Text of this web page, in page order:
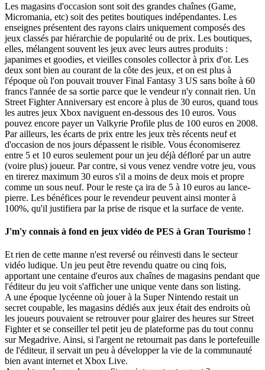
Les magasins d'occasion sont soit des grandes chaînes (Game,
Micromania, etc) soit des petites boutiques indépendantes. Les
enseignes présentent des rayons clairs uniquement composés des
jeux classés par hiérarchie de popularité ou de prix. Les boutiques,
elles, mélangent souvent les jeux avec leurs autres produits :
japanimes et goodies, et vieilles consoles collector à prix d'or. Les
deux sont bien au courant de la côte des jeux, et on est plus à
l'époque où l'on pouvait trouver Final Fantasy 3 US sans boîte à 60
francs l'année de sa sortie parce que le vendeur n'y connait rien. Un
Street Fighter Anniversary est encore à plus de 30 euros, quand tous
les autres jeux Xbox naviguent en-dessous des 10 euros. Vous
pouvez encore payer un Valkyrie Profile plus de 100 euros en 2008.
Par ailleurs, les écarts de prix entre les jeux très récents neuf et
d'occasion de nos jours dépassent le risible. Vous économiserez
entre 5 et 10 euros seulement pour un jeu déjà défloré par un autre
(voire plus) joueur. Par contre, si vous venez vendre votre jeu, vous
en tirerez maximum 30 euros s'il a moins de deux mois et propre
comme un sous neuf. Pour le reste ça ira de 5 à 10 euros au lance-
pierre. Les bénéfices pour le revendeur peuvent ainsi monter à
100%, qu'il justifiera par la prise de risque et la surface de vente.
J'm'y connais à fond en jeux vidéo de PES à Gran Tourismo !
Et rien de cette manne n'est reversé ou réinvesti dans le secteur
vidéo ludique. Un jeu peut être revendu quatre ou cinq fois,
apportant une centaine d'euros aux chaînes de magasins pendant que
l'éditeur du jeu voit s'afficher une unique vente dans son listing.
A une époque lycéenne où jouer à la Super Nintendo restait un
secret coupable, les magasins dédiés aux jeux était des endroits où
les joueurs pouvaient se retrouver pour glairer des heures sur Street
Fighter et se conseiller tel petit jeu de plateforme pas du tout connu
sur Megadrive. Ainsi, si l'argent ne retournait pas dans le portefeuille
de l'éditeur, il servait un peu à développer la vie de la communauté
bien avant internet et Xbox Live.